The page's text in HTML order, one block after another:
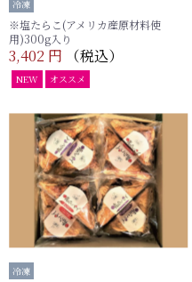
冷凍
※塩たらこ(アメリカ産原材料使
用)300g入り
3,402 円 （税込）
NEW オススメ
冷凍